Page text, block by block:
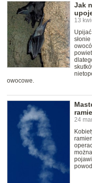
Jak
13
owocowe.
24